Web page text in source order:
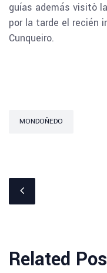
guías además visitò
por la tarde el recién
Cunqueiro.
MONDOÑEDO
Related